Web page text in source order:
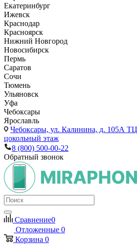
Екатеринбург
Ижевск
Краснодар
Красноярск
Нижний Новгород
Новосибирск
Пермь
Саратов
Сочи
Тюмень
Ульяновск
Уфа
Чебоксары
Ярославль
Чебоксары, ул. Калинина, д. 105А
цокольный этаж
8 (800) 500-00-22
Обратный звонок
Сравнение0
Отложенные 0
Корзина 0